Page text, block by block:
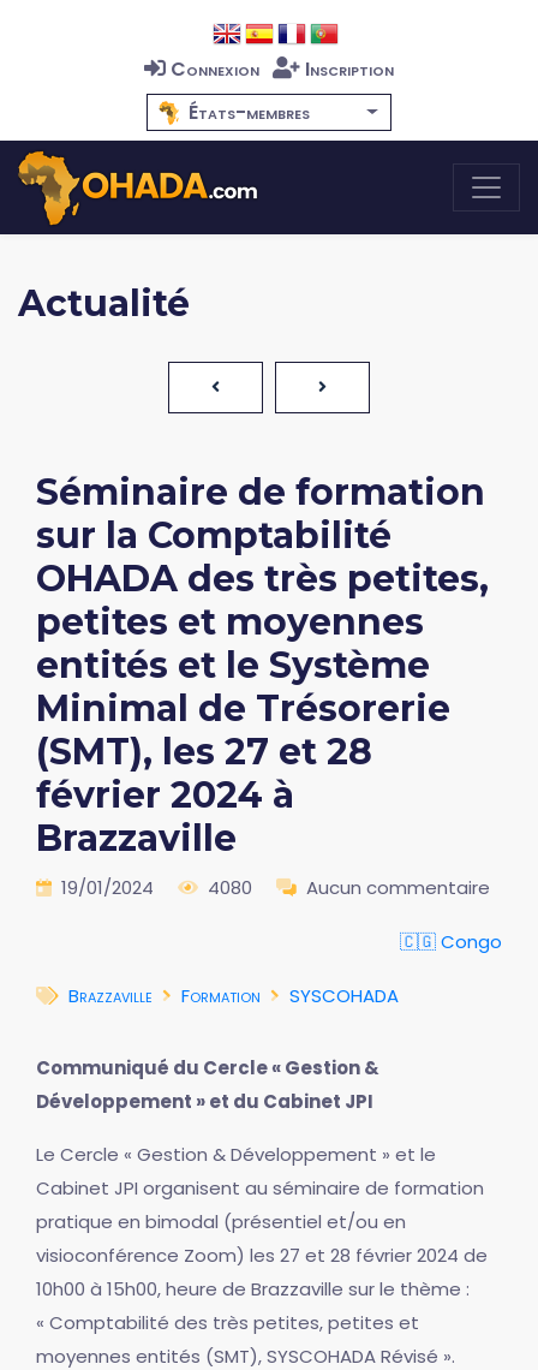
Connexion
Inscription
États-membres
Actualité
Séminaire de formation
sur la Comptabilité
OHADA des très petites,
petites et moyennes
entités et le Système
Minimal de Trésorerie
(SMT), les 27 et 28
février 2024 à
Brazzaville
19/01/2024 4080 Aucun commentaire
🇨🇬 Congo
Brazzaville Formation SYSCOHADA
Communiqué du Cercle « Gestion &
Développement » et du Cabinet JPI
Le Cercle « Gestion & Développement » et le
Cabinet JPI organisent au séminaire de formation
pratique en bimodal (présentiel et/ou en
visioconférence Zoom) les 27 et 28 février 2024 de
10h00 à 15h00, heure de Brazzaville sur le thème :
« Comptabilité des très petites, petites et
moyennes entités (SMT), SYSCOHADA Révisé ».